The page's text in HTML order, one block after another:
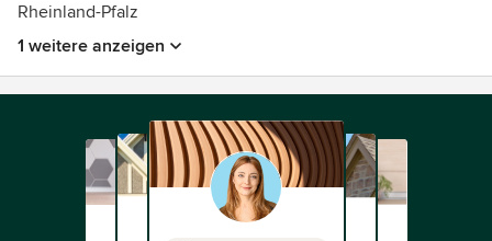
Rheinland-Pfalz
1 weitere anzeigen